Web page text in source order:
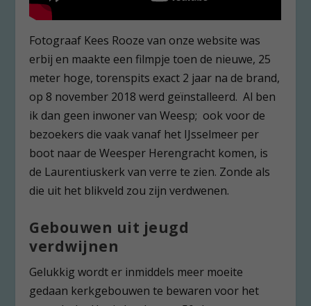
Fotograaf Kees Rooze van onze website was
erbij en maakte een filmpje toen de nieuwe, 25
meter hoge, torenspits exact 2 jaar na de brand,
op 8 november 2018 werd geïnstalleerd. Al ben
ik dan geen inwoner van Weesp; ook voor de
bezoekers die vaak vanaf het IJsselmeer per
boot naar de Weesper Herengracht komen, is
de Laurentiuskerk van verre te zien. Zonde als
die uit het blikveld zou zijn verdwenen.
Gebouwen uit jeugd
verdwijnen
Gelukkig wordt er inmiddels meer moeite
gedaan kerkgebouwen te bewaren voor het